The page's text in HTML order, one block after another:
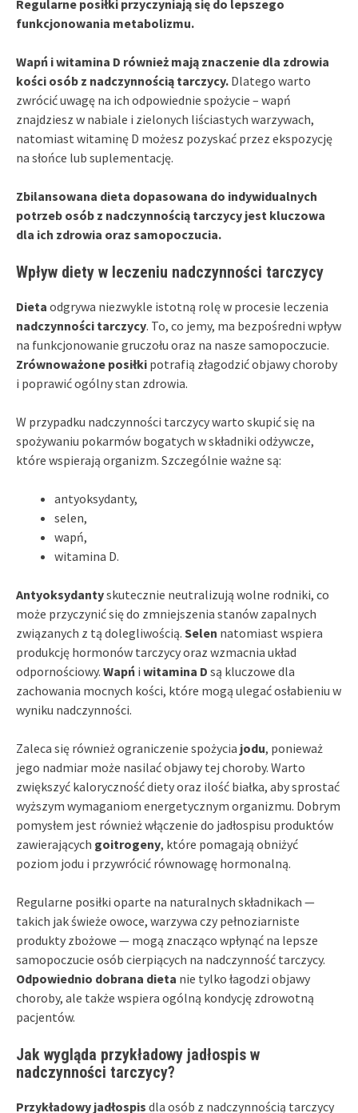
Regularne posiłki przyczyniają się do lepszego
funkcjonowania metabolizmu.
Wapń i witamina D również mają znaczenie dla zdrowia
kości osób z nadczynnością tarczycy. Dlatego warto
zwrócić uwagę na ich odpowiednie spożycie – wapń
znajdziesz w nabiale i zielonych liściastych warzywach,
natomiast witaminę D możesz pozyskać przez ekspozycję
na słońce lub suplementację.
Zbilansowana dieta dopasowana do indywidualnych
potrzeb osób z nadczynnością tarczycy jest kluczowa
dla ich zdrowia oraz samopoczucia.
Wpływ diety w leczeniu nadczynności tarczycy
Dieta odgrywa niezwykle istotną rolę w procesie leczenia
nadczynności tarczycy. To, co jemy, ma bezpośredni wpływ
na funkcjonowanie gruczołu oraz na nasze samopoczucie.
Zrównoważone posiłki potrafią złagodzić objawy choroby
i poprawić ogólny stan zdrowia.
W przypadku nadczynności tarczycy warto skupić się na
spożywaniu pokarmów bogatych w składniki odżywcze,
które wspierają organizm. Szczególnie ważne są:
antyoksydanty,
selen,
wapń,
witamina D.
Antyoksydantyskutecznie neutralizują wolne rodniki, co
może przyczynić się do zmniejszenia stanów zapalnych
związanych z tą dolegliwością. Selen natomiast wspiera
produkcję hormonów tarczycy oraz wzmacnia układ
odpornościowy. Wapń i witamina D są kluczowe dla
zachowania mocnych kości, które mogą ulegać osłabieniu w
wyniku nadczynności.
Zaleca się również ograniczenie spożycia jodu, ponieważ
jego nadmiar może nasilać objawy tej choroby. Warto
zwiększyć kaloryczność diety oraz ilość białka, aby sprostać
wyższym wymaganiom energetycznym organizmu. Dobrym
pomysłem jest również włączenie do jadłospisu produktów
zawierających goitrogeny, które pomagają obniżyć
poziom jodu i przywrócić równowagę hormonalną.
Regularne posiłki oparte na naturalnych składnikach —
takich jak świeże owoce, warzywa czy pełnoziarniste
produkty zbożowe — mogą znacząco wpłynąć na lepsze
samopoczucie osób cierpiących na nadczynność tarczycy.
Odpowiednio dobrana dieta nie tylko łagodzi objawy
choroby, ale także wspiera ogólną kondycję zdrowotną
pacjentów.
Jak wygląda przykładowy jadłospis w
nadczynności tarczycy?
Przykładowy jadłospis dla osób z nadczynnością tarczycy